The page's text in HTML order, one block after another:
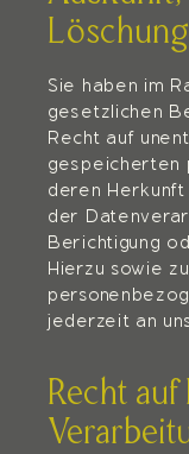
Löschung
Sie haben im
gesetzlichen
Recht auf
gespeicherten
deren Herkunft
der
Berichtigung
Hierzu sowie
jederzeit an
Recht